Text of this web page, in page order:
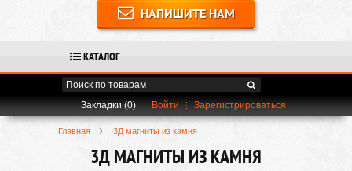
НАПИШИТЕ НАМ
КАТАЛОГ
Войти Зарегистрироваться
Закладки (0)
Главная 3Д магниты из камня
3Д МАГНИТЫ ИЗ КАМНЯ